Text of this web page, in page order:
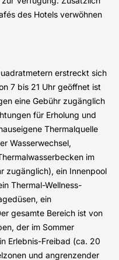
des Hotels verwöhnen
erstreckt sich
7 bis 21 Uhr geöffnet ist
eine Gebühr zugänglich
für Erholung und
Thermalquelle
Wasserwechsel,
im
zugänglich), ein Innenpool
Thermal-Wellness-
ein
gesamte Bereich ist von
der im Sommer
Erlebnis-Freibad (ca. 20
und angrenzender